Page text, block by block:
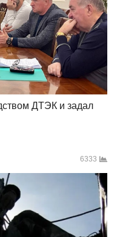
ДТЭК и задал
6333